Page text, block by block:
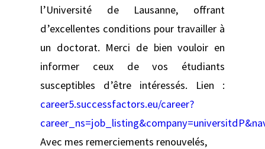
l’Université de Lausanne, offrant
d’excellentes conditions pour travailler à
un doctorat. Merci de bien vouloir en
informer ceux de vos étudiants
susceptibles d’être intéressés. Lien :
career5.successfactors.eu/career?
Avec mes remerciements renouvelés,